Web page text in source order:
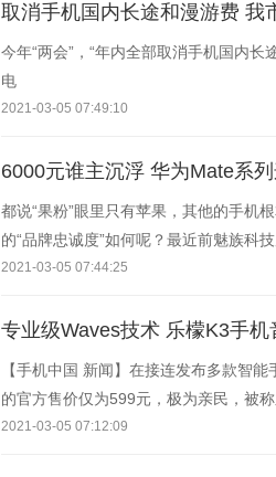
取消手机国内长途和漫游费 我
今年“两会”，“年内全部取消手机国内
电
2021-03-05 07:49:10
6000元谁主沉浮 华为Mate系
都说“果粉”眼里只有苹果，其他的手机
的“品牌忠诚度”如何呢？最近前魅族科
超过了苹果。最新的数据里（苹果VS华
2021-03-05 07:44:25
专业级Waves技术 乐檬K3手机
【手机中国 新闻】在接连发布多款智
的官方售价仅为599元，极为亲民，被
乐檬K3的音效，联想集团副总裁微博发
2021-03-05 07:12:09